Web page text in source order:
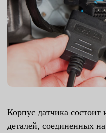
Корпус датчика состоит
деталей, соединенных